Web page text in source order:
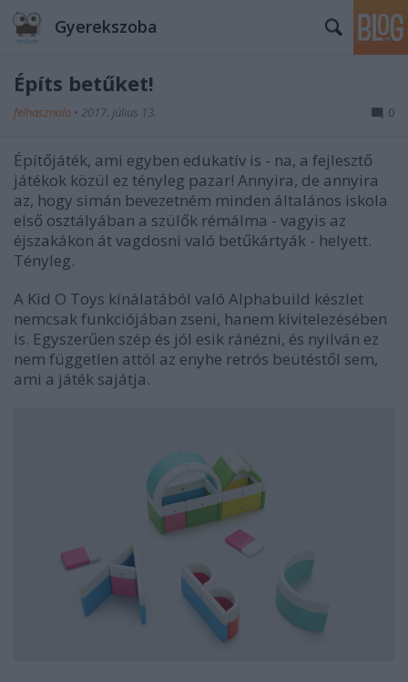
Gyerekszoba
Építs betűket!
felhasznalo • 2017. július 13. 0
Építőjáték, ami egyben edukatív is - na, a fejlesztő
játékok közül ez tényleg pazar! Annyira, de annyira
az, hogy simán bevezetném minden általános iskola
első osztályában a szülők rémálma - vagyis az
éjszakákon át vagdosni való betűkártyák - helyett.
Tényleg.
A Kid O Toys kínálatából való Alphabuild készlet
nemcsak funkciójában zseni, hanem kivitelezésében
is. Egyszerűen szép és jól esik ránézni, és nyilván ez
nem független attól az enyhe retrós beütéstől sem,
ami a játék sajátja.